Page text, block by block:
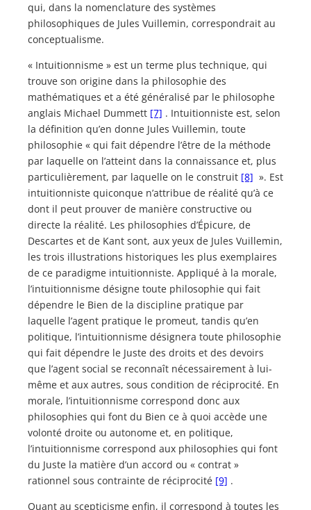
qui, dans la nomenclature des systèmes
philosophiques de Jules Vuillemin, correspondrait au
conceptualisme.
« Intuitionnisme » est un terme plus technique, qui
trouve son origine dans la philosophie des
mathématiques et a été généralisé par le philosophe
anglais Michael Dummett [7] . Intuitionniste est, selon
la définition qu’en donne Jules Vuillemin, toute
philosophie « qui fait dépendre l’être de la méthode
par laquelle on l’atteint dans la connaissance et, plus
particulièrement, par laquelle on le construit [8] ». Est
intuitionniste quiconque n’attribue de réalité qu’à ce
dont il peut prouver de manière constructive ou
directe la réalité. Les philosophies d’Épicure, de
Descartes et de Kant sont, aux yeux de Jules Vuillemin,
les trois illustrations historiques les plus exemplaires
de ce paradigme intuitionniste. Appliqué à la morale,
l’intuitionnisme désigne toute philosophie qui fait
dépendre le Bien de la discipline pratique par
laquelle l’agent pratique le promeut, tandis qu’en
politique, l’intuitionnisme désignera toute philosophie
qui fait dépendre le Juste des droits et des devoirs
que l’agent social se reconnaît nécessairement à lui-
même et aux autres, sous condition de réciprocité. En
morale, l’intuitionnisme correspond donc aux
philosophies qui font du Bien ce à quoi accède une
volonté droite ou autonome et, en politique,
l’intuitionnisme correspond aux philosophies qui font
du Juste la matière d’un accord ou « contrat »
rationnel sous contrainte de réciprocité [9] .
Quant au scepticisme enfin, il correspond à toutes les